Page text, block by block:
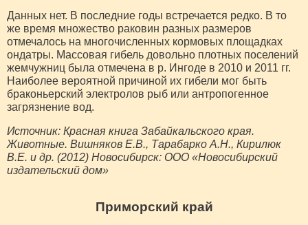
Данных нет. В последние годы встречается редко. В то
же время множество раковин разных размеров
отмечалось на многочисленных кормовых площадках
ондатры. Массовая гибель довольно плотных поселений
жемчужниц была отмечена в р. Ингоде в 2010 и 2011 гг.
Наиболее вероятной причиной их гибели мог быть
браконьерский электролов рыб или антропогенное
загрязнение вод.
Источник: Красная книга Забайкальского края.
Животные. Вишняков Е.В., Тарабарко А.Н., Кирилюк
В.Е. и др. (2012) Новосибирск: ООО «Новосибирский
издательский дом»
Приморский край